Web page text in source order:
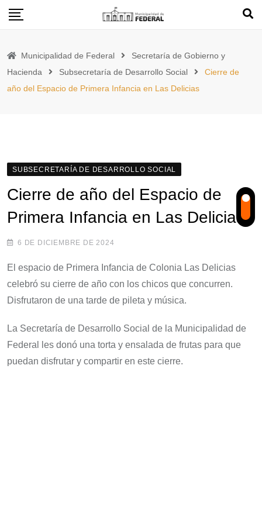
Skip
Municipalidad de Federal
Secretaría de Gobierno y
Hacienda
Subsecretaría de Desarrollo Social
Cierre de
año del Espacio de Primera Infancia en Las Delicias
SUBSECRETARÍA DE DESARROLLO SOCIAL
Cierre de año del Espacio de
Primera Infancia en Las Delicias
6 DE DICIEMBRE DE 2024
El espacio de Primera Infancia de Colonia Las Delicias
celebró su cierre de año con los chicos que concurren.
Disfrutaron de una tarde de pileta y música.
La Secretaría de Desarrollo Social de la Municipalidad de
Federal les donó una torta y ensalada de frutas para que
puedan disfrutar y compartir en este cierre.